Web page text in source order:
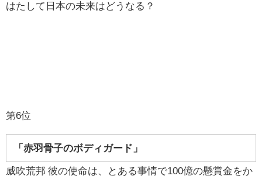
はたして日本の未来はどうなる？
第6位
「赤羽骨子のボディガード」
威吹荒邦 彼の使命は、とある事情で100億の懸賞金をか